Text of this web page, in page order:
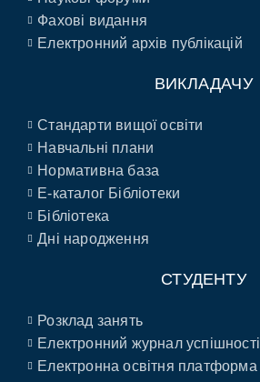
Фахові видання
Електронний архів публікацій
ВИКЛАДАЧУ
Стандарти вищої освіти
Навчальні плани
Нормативна база
E-каталог Бібліотеки
Бібліотека
Дні народження
СТУДЕНТУ
Розклад занять
Електронний журнал успішності
Електронна освітня платформа